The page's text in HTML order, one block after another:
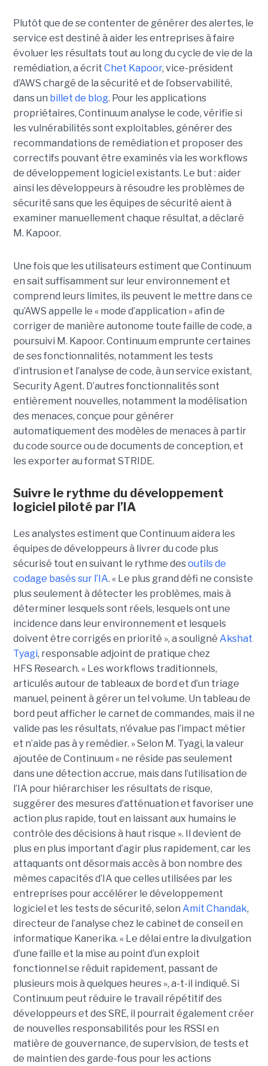
Plutôt que de se contenter de générer des alertes, le
service est destiné à aider les entreprises à faire
évoluer les résultats tout au long du cycle de vie de la
remédiation, a écrit Chet Kapoor, vice-président
d’AWS chargé de la sécurité et de l’observabilité,
dans un billet de blog. Pour les applications
propriétaires, Continuum analyse le code, vérifie si
les vulnérabilités sont exploitables, générer des
recommandations de remédiation et proposer des
correctifs pouvant être examinés via les workflows
de développement logiciel existants. Le but : aider
ainsi les développeurs à résoudre les problèmes de
sécurité sans que les équipes de sécurité aient à
examiner manuellement chaque résultat, a déclaré
M. Kapoor.
Une fois que les utilisateurs estiment que Continuum
en sait suffisamment sur leur environnement et
comprend leurs limites, ils peuvent le mettre dans ce
qu’AWS appelle le « mode d’application » afin de
corriger de manière autonome toute faille de code, a
poursuivi M. Kapoor. Continuum emprunte certaines
de ses fonctionnalités, notamment les tests
d’intrusion et l’analyse de code, à un service existant,
Security Agent. D’autres fonctionnalités sont
entièrement nouvelles, notamment la modélisation
des menaces, conçue pour générer
automatiquement des modèles de menaces à partir
du code source ou de documents de conception, et
les exporter au format STRIDE.
Suivre le rythme du développement
logiciel piloté par l’IA
Les analystes estiment que Continuum aidera les
équipes de développeurs à livrer du code plus
sécurisé tout en suivant le rythme desoutils de
codage basés sur l’IA. « Le plus grand défi ne consiste
plus seulement à détecter les problèmes, mais à
déterminer lesquels sont réels, lesquels ont une
incidence dans leur environnement et lesquels
doivent être corrigés en priorité », a souligné Akshat
Tyagi, responsable adjoint de pratique chez
HFS Research. « Les workflows traditionnels,
articulés autour de tableaux de bord et d’un triage
manuel, peinent à gérer un tel volume. Un tableau de
bord peut afficher le carnet de commandes, mais il ne
valide pas les résultats, n’évalue pas l’impact métier
et n’aide pas à y remédier. »Selon M. Tyagi, la valeur
ajoutée de Continuum « ne réside pas seulement
dans une détection accrue, mais dans l’utilisation de
l’IA pour hiérarchiser les résultats de risque,
suggérer des mesures d’atténuation et favoriser une
action plus rapide, tout en laissant aux humains le
contrôle des décisions à haut risque ». Il devient de
plus en plus important d’agir plus rapidement, car les
attaquants ont désormais accès à bon nombre des
mêmes capacités d’IA que celles utilisées par les
entreprises pour accélérer le développement
logiciel et les tests de sécurité, selon Amit Chandak,
directeur de l’analyse chez le cabinet de conseil en
informatique Kanerika. « Le délai entre la divulgation
d’une faille et la mise au point d’un exploit
fonctionnel se réduit rapidement, passant de
plusieurs mois à quelques heures », a-t-il indiqué. Si
Continuum peut réduire le travail répétitif des
développeurs et des SRE, il pourrait également créer
de nouvelles responsabilités pour les RSSI en
matière de gouvernance, de supervision, de tests et
de maintien des garde-fous pour les actions